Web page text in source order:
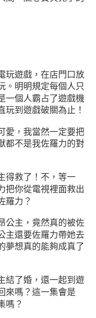
玩遊戲，在店門口放
。明明規定每個人只
一個人霸占了遊戲機
玩到遊戲破關為止！
愛，我當然一定要把
都不是我佐羅力的對
得救了！不，等一
把你從電視裡面救出
羅力？
公主，竟然真的被佐
主還要佐羅力帶她去
夢想真的能夠成真了
結了婚，還一起到遊
來嗎？這一集會是
嗎？